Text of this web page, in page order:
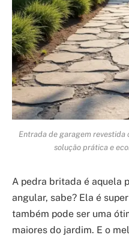
Entrada de garagem
solução prática e
A pedra britada é aquela
angular, sabe? Ela é
também pode ser uma
maiores do jardim. E o